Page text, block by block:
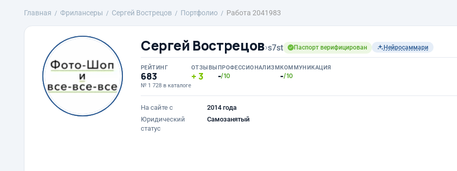
Главная Фрилансеры Сергей Вострецов Портфолио Работа 2041983
Сергей Вострецов›s7st Паспорт верифицирован Нейросаммари
РЕЙТИНГ
683
№ 1 728 в каталоге
ОТЗЫВЫ
3
ПРОФЕССИОНАЛИЗМ
-/10
КОММУНИКАЦИЯ
-/10
На сайте с
2014 года
Юридический
статус
Самозанятый